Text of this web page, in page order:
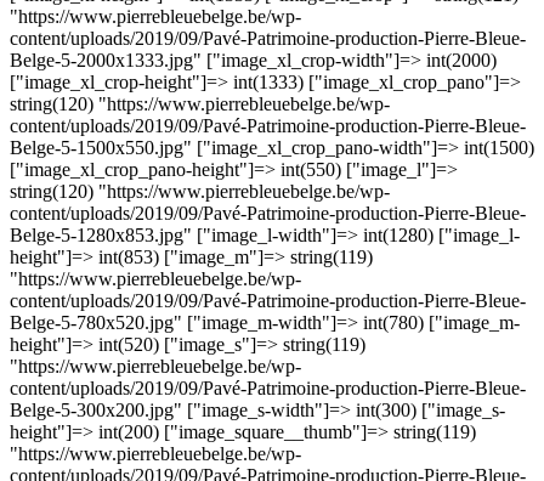
"https://www.pierrebleuebelge.be/wp-
content/uploads/2019/09/Pavé-Patrimoine-production-Pierre-Bleue-
Belge-5-2000x1333.jpg" ["image_xl_crop-width"]=> int(2000)
["image_xl_crop-height"]=> int(1333) ["image_xl_crop_pano"]=>
string(120) "https://www.pierrebleuebelge.be/wp-
content/uploads/2019/09/Pavé-Patrimoine-production-Pierre-Bleue-
Belge-5-1500x550.jpg" ["image_xl_crop_pano-width"]=> int(1500)
["image_xl_crop_pano-height"]=> int(550) ["image_l"]=>
string(120) "https://www.pierrebleuebelge.be/wp-
content/uploads/2019/09/Pavé-Patrimoine-production-Pierre-Bleue-
Belge-5-1280x853.jpg" ["image_l-width"]=> int(1280) ["image_l-
height"]=> int(853) ["image_m"]=> string(119)
"https://www.pierrebleuebelge.be/wp-
content/uploads/2019/09/Pavé-Patrimoine-production-Pierre-Bleue-
Belge-5-780x520.jpg" ["image_m-width"]=> int(780) ["image_m-
height"]=> int(520) ["image_s"]=> string(119)
"https://www.pierrebleuebelge.be/wp-
content/uploads/2019/09/Pavé-Patrimoine-production-Pierre-Bleue-
Belge-5-300x200.jpg" ["image_s-width"]=> int(300) ["image_s-
height"]=> int(200) ["image_square__thumb"]=> string(119)
"https://www.pierrebleuebelge.be/wp-
content/uploads/2019/09/Pavé-Patrimoine-production-Pierre-Bleue-